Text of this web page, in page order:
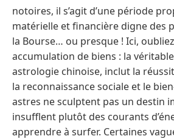
notoires, il s’agit d’une période
matérielle et financière digne des
la Bourse… ou presque ! Ici,
accumulation de biens : la
astrologie chinoise, inclut la
la reconnaissance sociale et le
astres ne sculptent pas un destin
insufflent plutôt des courants
apprendre à surfer. Certaines